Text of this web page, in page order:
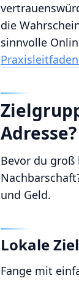
die
sinnvolle
Adresse?
Bevor du
und Geld.
Lokale
Fange mit